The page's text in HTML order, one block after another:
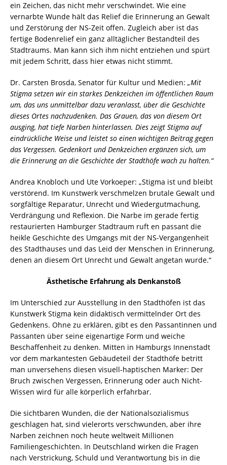
ein Zeichen, das nicht mehr verschwindet. Wie eine
vernarbte Wunde hält das Relief die Erinnerung an Gewalt
und Zerstörung der NS-Zeit offen. Zugleich aber ist das
fertige Bodenrelief ein ganz alltäglicher Bestandteil des
Stadtraums. Man kann sich ihm nicht entziehen und spürt
mit jedem Schritt, dass hier etwas nicht stimmt.
Dr. Carsten Brosda, Senator für Kultur und Medien: „Mit
Stigma setzen wir ein starkes Denkzeichen im öffentlichen Raum
um, das uns unmittelbar dazu veranlasst, über die Geschichte
dieses Ortes nachzudenken. Das Grauen, das von diesem Ort
ausging, hat tiefe Narben hinterlassen. Dies zeigt Stigma auf
eindrückliche Weise und leistet so einen wichtigen Beitrag gegen
das Vergessen. Gedenkort und Denkzeichen ergänzen sich, um
die Erinnerung an die Geschichte der Stadthöfe wach zu halten.“
Andrea Knobloch und Ute Vorkoeper: „Stigma ist und bleibt
verstörend. Im Kunstwerk verschmelzen brutale Gewalt und
sorgfältige Reparatur, Unrecht und Wiedergutmachung,
Verdrängung und Reflexion. Die Narbe im gerade fertig
restaurierten Hamburger Stadtraum ruft en passant die
heikle Geschichte des Umgangs mit der NS-Vergangenheit
des Stadthauses und das Leid der Menschen in Erinnerung,
denen an diesem Ort Unrecht und Gewalt angetan wurde.“
Ästhetische Erfahrung als Denkanstoß
Im Unterschied zur Ausstellung in den Stadthöfen ist das
Kunstwerk Stigma kein didaktisch vermittelnder Ort des
Gedenkens. Ohne zu erklären, gibt es den Passantinnen und
Passanten über seine eigenartige Form und weiche
Beschaffenheit zu denken. Mitten in Hamburgs Innenstadt
vor dem markantesten Gebäudeteil der Stadthöfe betritt
man unversehens diesen visuell-haptischen Marker: Der
Bruch zwischen Vergessen, Erinnerung oder auch Nicht-
Wissen wird für alle körperlich erfahrbar.
Die sichtbaren Wunden, die der Nationalsozialismus
geschlagen hat, sind vielerorts verschwunden, aber ihre
Narben zeichnen noch heute weltweit Millionen
Familiengeschichten. In Deutschland wirken die Fragen
nach Verstrickung, Schuld und Verantwortung bis in die